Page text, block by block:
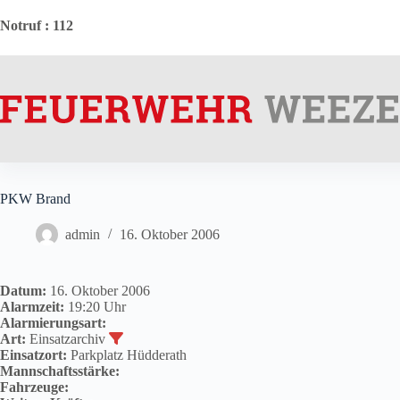
Inhalt
Notruf: 112
PKW Brand
admin 16. Oktober 2006
Datum: 16. Oktober 2006
Alarmzeit: 19:20 Uhr
Alarmierungsart:
Art: Einsatzarchiv
Einsatzort: Parkplatz Hüdderath
Mannschaftsstärke:
Fahrzeuge: